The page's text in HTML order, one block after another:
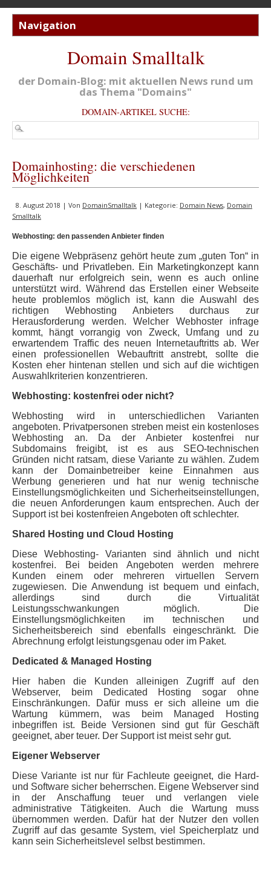
Domain Smalltalk
der Domain-Blog: mit aktuellen News rund um
das Thema "Domains"
DOMAIN-ARTIKEL SUCHE:
Domainhosting: die verschiedenen
Möglichkeiten
8. August 2018 | Von DomainSmalltalk | Kategorie: Domain News, Domain
Smalltalk
Webhosting: den passenden Anbieter finden
Die eigene Webpräsenz gehört heute zum „guten Ton“ in
Geschäfts- und Privatleben. Ein Marketingkonzept kann
dauerhaft nur erfolgreich sein, wenn es auch online
unterstützt wird. Während das Erstellen einer Webseite
heute problemlos möglich ist, kann die Auswahl des
richtigen Webhosting Anbieters durchaus zur
Herausforderung werden. Welcher Webhoster infrage
kommt, hängt vorrangig von Zweck, Umfang und zu
erwartendem Trafficdes neuen Internetauftritts ab. Wer
einen professionellen Webauftritt anstrebt, sollte die
Kosten eher hintenan stellen und sich auf die wichtigen
Auswahlkriterien konzentrieren.
Webhosting: kostenfrei oder nicht?
Webhosting wird in unterschiedlichen Varianten
angeboten. Privatpersonen streben meist ein kostenloses
Webhosting an. Da der Anbieter kostenfrei nur
Subdomains freigibt, ist es aus SEO-technischen
Gründen nicht ratsam, diese Variante zu wählen. Zudem
kann der Domainbetreiber keine Einnahmen aus
Werbung generieren und hat nur wenig technische
Einstellungsmöglichkeiten und Sicherheitseinstellungen,
die neuen Anforderungen kaum entsprechen. Auch der
Support ist bei kostenfreien Angeboten oft schlechter.
Shared Hosting und Cloud Hosting
Diese Webhosting- Varianten sind ähnlich und nicht
kostenfrei. Bei beiden Angeboten werden mehrere
Kunden einem oder mehreren virtuellen Servern
zugewiesen. Die Anwendung ist bequem und einfach,
allerdings sind durch die Virtualität
Leistungsschwankungen möglich. Die
Einstellungsmöglichkeiten im technischen und
Sicherheitsbereich sind ebenfalls eingeschränkt. Die
Abrechnung erfolgt leistungsgenau oder im Paket.
Dedicated & Managed Hosting
Hier haben die Kunden alleinigen Zugriff auf den
Webserver, beim Dedicated Hosting sogar ohne
Einschränkungen. Dafür muss er sich alleine um die
Wartung kümmern, was beim Managed Hosting
inbegriffen ist. Beide Versionen sind gut für Geschäft
geeignet, aber teuer. Der Support ist meist sehr gut.
Eigener Webserver
Diese Variante ist nur für Fachleute geeignet, die Hard-
und Software sicher beherrschen. Eigene Webserver sind
in der Anschaffung teuer und verlangen viele
administrative Tätigkeiten. Auch die Wartung muss
übernommen werden. Dafür hat der Nutzer den vollen
Zugriff auf das gesamte System, viel Speicherplatz und
kann sein Sicherheitslevel selbst bestimmen.